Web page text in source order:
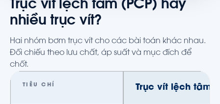
Trục vít lệch tâm (PCP) hay
nhiều trục vít?
Hai nhóm bơm trục vít cho các bài toán khác nhau.
Đối chiếu theo lưu chất, áp suất và mục đích để
chốt.
TIÊU CHÍ Trục vít lệch tâm